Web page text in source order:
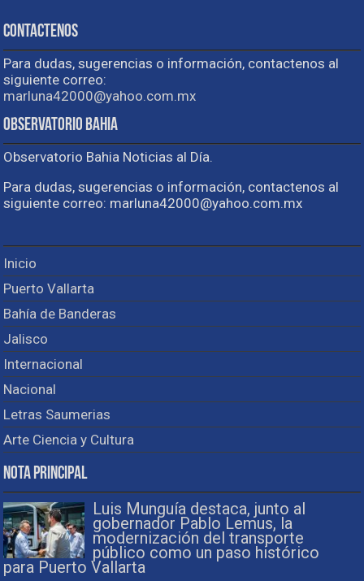
Contactenos
Para dudas, sugerencias o información, contactenos al
siguiente correo:
marluna42000@yahoo.com.mx
Observatorio Bahia
Observatorio Bahia Noticias al Día.
Para dudas, sugerencias o información, contactenos al
siguiente correo: marluna42000@yahoo.com.mx
Inicio
Puerto Vallarta
Bahía de Banderas
Jalisco
Internacional
Nacional
Letras Saumerias
Arte Ciencia y Cultura
Nota Principal
Luis Munguía destaca, junto al
gobernador Pablo Lemus, la
modernización del transporte
público como un paso histórico
para Puerto Vallarta